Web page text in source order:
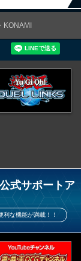
式サポートア
利な機能が満載！！